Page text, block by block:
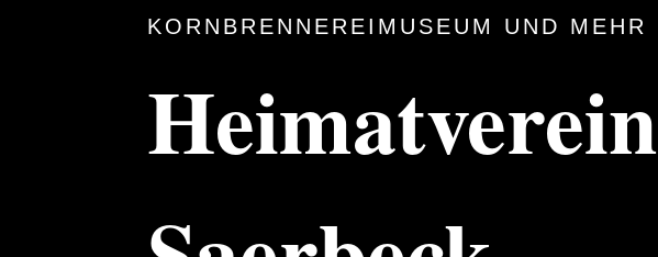
KORNBRENNEREIMUSEUM UND MEHR
Heimatverein